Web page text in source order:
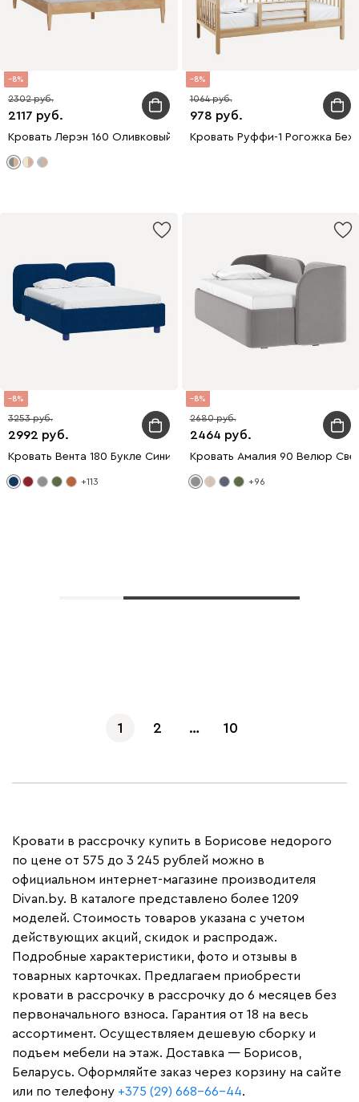
8
2117
2302
Кровать Лерэн 160 Оливковый
8
978
1064
Кровать Руффи-1 Рогожка
8
2992
3253
Кровать Вента 180 Букле Синий
+113
8
2464
2680
Кровать Амалия 90 Велюр
+96
1 2 … 10
Кровати в рассрочку купить в Борисове недорого
по цене от 575 до 3 245 рублей можно в
официальном интернет-магазине производителя
Divan.by. В каталоге представлено более 1209
моделей. Стоимость товаров указана с учетом
действующих акций, скидок и распродаж.
Подробные характеристики, фото и отзывы в
товарных карточках. Предлагаем приобрести
кровати в рассрочку в рассрочку до 6 месяцев без
первоначального взноса. Гарантия от 18 на весь
ассортимент. Осуществляем дешевую сборку и
подъем мебели на этаж. Доставка — Борисов,
Беларусь. Оформляйте заказ через корзину на сайте
или по телефону +375 (29) 668-66-44.